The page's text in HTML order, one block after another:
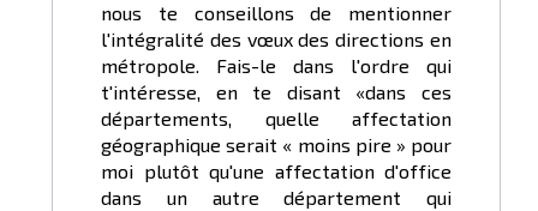
nous te conseillons de mentionner
l'intégralité des vœux des directions en
métropole. Fais-le dans l'ordre qui
t'intéresse, en te disant «dans ces
départements, quelle affectation
géographique serait « moins pire » pour
moi plutôt qu'une affectation d'office
dans un autre département qui